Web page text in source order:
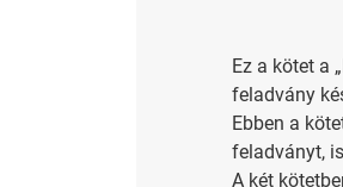
Ez a kötet a
feladvány
Ebben a
feladványt,
A két